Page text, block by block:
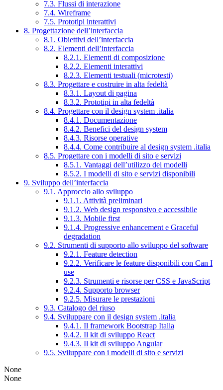
7.3. Flussi di interazione
7.4. Wireframe
7.5. Prototipi interattivi
8. Progettazione dell’interfaccia
8.1. Obiettivi dell’interfaccia
8.2. Elementi dell’interfaccia
8.2.1. Elementi di composizione
8.2.2. Elementi interattivi
8.2.3. Elementi testuali (microtesti)
8.3. Progettare e costruire in alta fedeltà
8.3.1. Layout di pagina
8.3.2. Prototipi in alta fedeltà
8.4. Progettare con il design system .italia
8.4.1. Documentazione
8.4.2. Benefici del design system
8.4.3. Risorse operative
8.4.4. Come contribuire al design system .italia
8.5. Progettare con i modelli di sito e servizi
8.5.1. Vantaggi dell’utilizzo dei modelli
8.5.2. I modelli di sito e servizi disponibili
9. Sviluppo dell’interfaccia
9.1. Approccio allo sviluppo
9.1.1. Attività preliminari
9.1.2. Web design responsivo e accessibile
9.1.3. Mobile first
9.1.4. Progressive enhancement e Graceful
degradation
9.2. Strumenti di supporto allo sviluppo del software
9.2.1. Feature detection
9.2.2. Verificare le feature disponibili con Can I
use
9.2.3. Strumenti e risorse per CSS e JavaScript
9.2.4. Supporto browser
9.2.5. Misurare le prestazioni
9.3. Catalogo del riuso
9.4. Sviluppare con il design system .italia
9.4.1. Il framework Bootstrap Italia
9.4.2. Il kit di sviluppo React
9.4.3. Il kit di sviluppo Angular
9.5. Sviluppare con i modelli di sito e servizi
None
None